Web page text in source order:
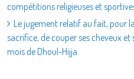
compétitions religieuses et
Le jugement relatif au fait, pour
sacrifice, de couper ses cheveux
mois de Dhoul-Hijja.